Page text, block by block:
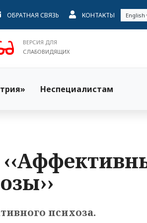
ОБРАТНАЯ СВЯЗЬ КОНТАКТЫ
ВЕРСИЯ ДЛЯ
СЛАБОВИДЯЩИХ
Неспециалистам
психоза.